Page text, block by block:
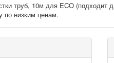
труб, 10м для ECO
по низким ценам.